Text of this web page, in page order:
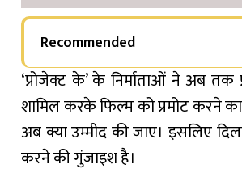
Recommended
‘प्रोजेक्ट के’ के निर्माताओं ने अब तक
शामिल करके फिल्म को प्रमोट करने
अब क्या उम्मीद की जाए। इसलिए
करने की गुंजाइश है।